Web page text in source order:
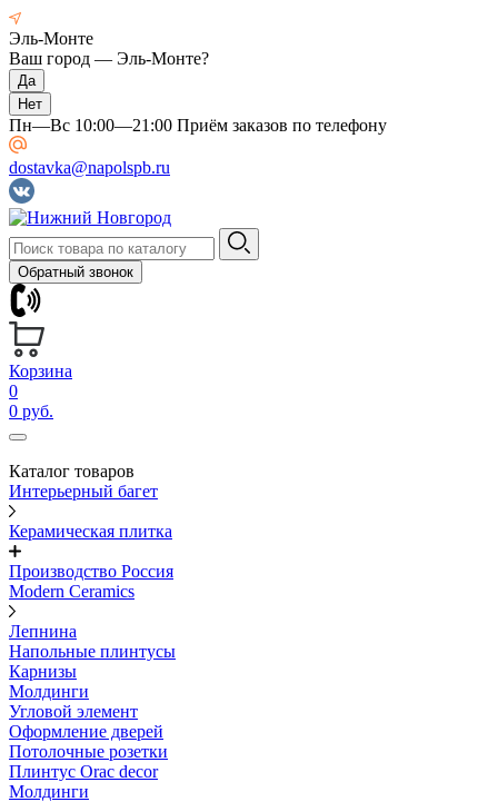
Эль-Монте
Ваш город — Эль-Монте?
Пн—Вс 10:00—21:00 Приём заказов по телефону
dostavka@napolspb.ru
Обратный звонок
Корзина
0
0 руб.
Каталог товаров
Интерьерный багет
Керамическая плитка
Производство Россия
Modern Ceramics
Лепнина
Напольные плинтусы
Карнизы
Молдинги
Угловой элемент
Оформление дверей
Потолочные розетки
Плинтус Orac decor
Молдинги